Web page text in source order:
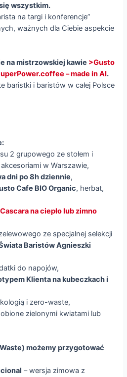
wszystkim.
na targi i konferencje”
ważnych dla Ciebie aspekcie
na mistrzowskiej kawie >Gusto
– made in AI.
baristki i baristów w całej Polsce
2 grupowego ze stołem i
w Warszawie,
dni po 8h dziennie,
Cafe BIO Organic, herbat,
na ciepło lub zimno
ze specjalnej selekcji
Baristów Agnieszki
do napojów,
Klienta na kubeczkach i
i zero-waste,
zielonymi kwiatami lub
możemy przygotować
– wersja zimowa z